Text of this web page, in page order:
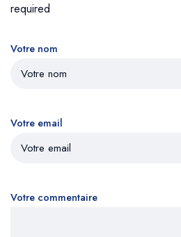
required
Votre nom
Votre email
Votre commentaire